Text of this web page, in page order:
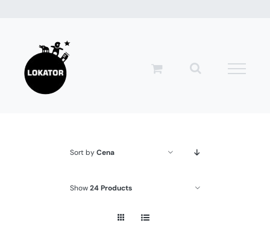
zawartości
Sort byCena
Show24 Products